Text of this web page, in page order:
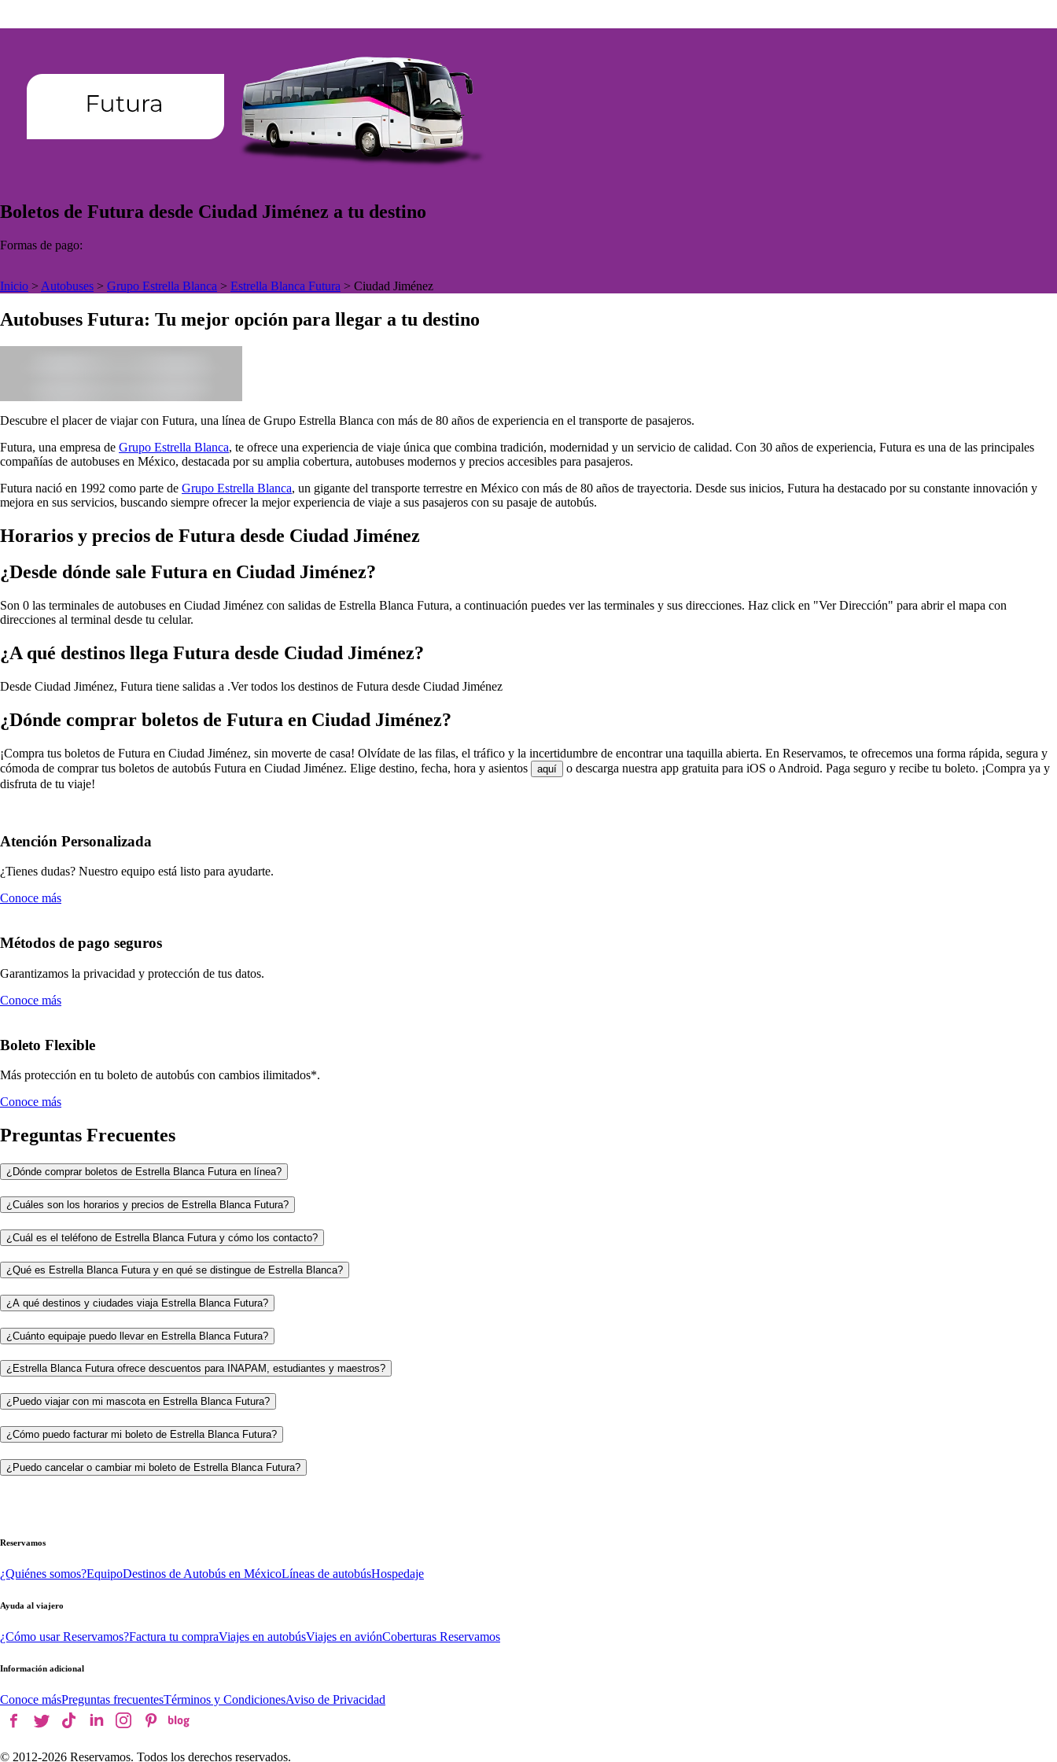
Boletos de Futura desde Ciudad Jiménez a tu destino
Formas de pago:
Inicio > Autobuses > Grupo Estrella Blanca > Estrella Blanca Futura > Ciudad Jiménez
Autobuses Futura: Tu mejor opción para llegar a tu destino
Descubre el placer de viajar con Futura, una línea de Grupo Estrella Blanca con más de 80 años de experiencia en el transporte de pasajeros.
Futura, una empresa de Grupo Estrella Blanca, te ofrece una experiencia de viaje única que combina tradición, modernidad y un servicio de calidad. Con 30 años de experiencia, Futura es una de las principales
compañías de autobuses en México, destacada por su amplia cobertura, autobuses modernos y precios accesibles para pasajeros.
Futura nació en 1992 como parte de Grupo Estrella Blanca, un gigante del transporte terrestre en México con más de 80 años de trayectoria. Desde sus inicios, Futura ha destacado por su constante innovación y
mejora en sus servicios, buscando siempre ofrecer la mejor experiencia de viaje a sus pasajeros con su pasaje de autobús.
Horarios y precios de Futura desde Ciudad Jiménez
¿Desde dónde sale Futura en Ciudad Jiménez?
Son 0 las terminales de autobuses en Ciudad Jiménez con salidas de Estrella Blanca Futura, a continuación puedes ver las terminales y sus direcciones. Haz click en "Ver Dirección" para abrir el mapa con
direcciones al terminal desde tu celular.
¿A qué destinos llega Futura desde Ciudad Jiménez?
Desde Ciudad Jiménez, Futura tiene salidas a .Ver todos los destinos de Futura desde Ciudad Jiménez
¿Dónde comprar boletos de Futura en Ciudad Jiménez?
¡Compra tus boletos de Futura en Ciudad Jiménez, sin moverte de casa! Olvídate de las filas, el tráfico y la incertidumbre de encontrar una taquilla abierta. En Reservamos, te ofrecemos una forma rápida, segura y
cómoda de comprar tus boletos de autobús Futura en Ciudad Jiménez. Elige destino, fecha, hora y asientos
aquí
o descarga nuestra app gratuita para iOS o Android. Paga seguro y recibe tu boleto. ¡Compra ya y
disfruta de tu viaje!
Atención Personalizada
¿Tienes dudas? Nuestro equipo está listo para ayudarte.
Conoce más
Métodos de pago seguros
Garantizamos la privacidad y protección de tus datos.
Conoce más
Boleto Flexible
Más protección en tu boleto de autobús con cambios ilimitados*.
Conoce más
Preguntas Frecuentes
¿Dónde comprar boletos de Estrella Blanca Futura en línea?
¿Cuáles son los horarios y precios de Estrella Blanca Futura?
¿Cuál es el teléfono de Estrella Blanca Futura y cómo los contacto?
¿Qué es Estrella Blanca Futura y en qué se distingue de Estrella Blanca?
¿A qué destinos y ciudades viaja Estrella Blanca Futura?
¿Cuánto equipaje puedo llevar en Estrella Blanca Futura?
¿Estrella Blanca Futura ofrece descuentos para INAPAM, estudiantes y maestros?
¿Puedo viajar con mi mascota en Estrella Blanca Futura?
¿Cómo puedo facturar mi boleto de Estrella Blanca Futura?
¿Puedo cancelar o cambiar mi boleto de Estrella Blanca Futura?
Reservamos
¿Quiénes somos?EquipoDestinos de Autobús en MéxicoLíneas de autobúsHospedaje
Ayuda al viajero
¿Cómo usar Reservamos?Factura tu compraViajes en autobúsViajes en aviónCoberturas Reservamos
Información adicional
Conoce másPreguntas frecuentesTérminos y CondicionesAviso de Privacidad
© 2012-2026 Reservamos. Todos los derechos reservados.